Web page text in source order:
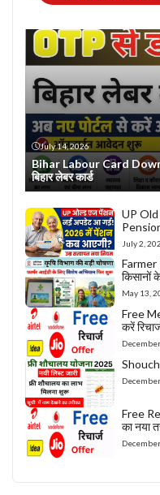
July 14, 2026
Bihar Labour Card
बिहार लेबर कार्ड
UP
July 2,
किसानों
May 13,
Free
करें
Free
का नया